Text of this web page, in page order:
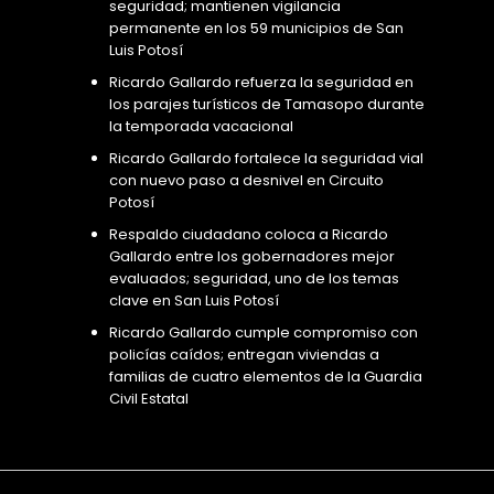
seguridad; mantienen vigilancia
permanente en los 59 municipios de San
Luis Potosí
Ricardo Gallardo refuerza la seguridad en
los parajes turísticos de Tamasopo durante
la temporada vacacional
Ricardo Gallardo fortalece la seguridad vial
con nuevo paso a desnivel en Circuito
Potosí
Respaldo ciudadano coloca a Ricardo
Gallardo entre los gobernadores mejor
evaluados; seguridad, uno de los temas
clave en San Luis Potosí
Ricardo Gallardo cumple compromiso con
policías caídos; entregan viviendas a
familias de cuatro elementos de la Guardia
Civil Estatal